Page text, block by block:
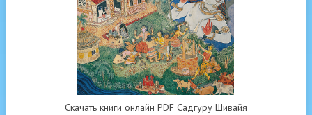
Скачать книги онлайн PDF Садгуру Шивайя